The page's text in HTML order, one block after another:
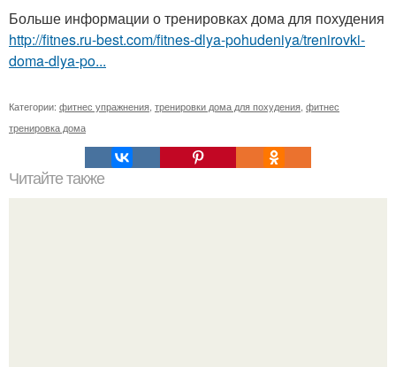
Больше информации о тренировках дома для похудения
http://fitnes.ru-best.com/fitnes-dlya-pohudeniya/trenirovki-
doma-dlya-po...
Категории: фитнес упражнения тренировки дома для похудения фитнес
тренировка дома
Читайте также